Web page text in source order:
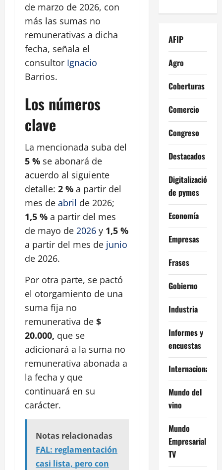
de marzo de 2026, con
más las sumas no
remunerativas a dicha
fecha, señala el
consultor Ignacio
Barrios.
Los números
clave
La mencionada suba del
5 % se abonará de
acuerdo al siguiente
detalle: 2 % a partir del
mes de abril de 2026;
1,5 % a partir del mes
de mayo de 2026 y 1,5 %
a partir del mes de junio
de 2026.
Por otra parte, se pactó
el otorgamiento de una
suma fija no
remunerativa de $
20.000, que se
adicionará a la suma no
remunerativa abonada a
la fecha y que
continuará en su
carácter.
Notas relacionadas
FAL: reglamentación
casi lista, pero con
AFIP
Agro
Coberturas
Comercio
Congreso
Destacados
Digitalización
de pymes
Economía
Empresas
Frases
Gobierno
Industria
Informes y
encuestas
Internacional
Mundo del
vino
Mundo
Empresarial
TV